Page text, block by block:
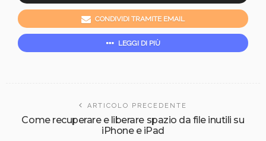
CONDIVIDI TRAMITE EMAIL
LEGGI DI PIÙ
ARTICOLO PRECEDENTE
Come recuperare e liberare spazio da file inutili su
iPhone e iPad